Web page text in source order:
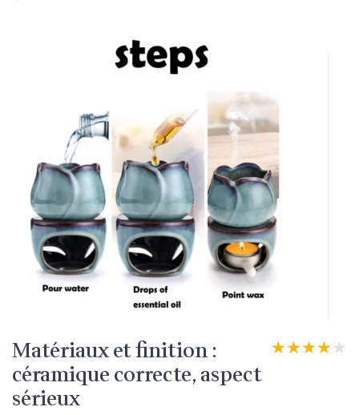
Matériaux et finition :
céramique correcte, aspect
sérieux
★★★★★
★★★★★